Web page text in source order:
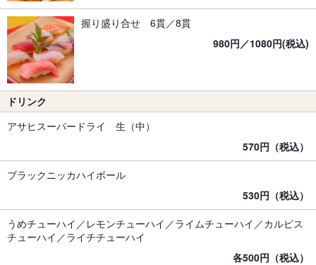
握り盛り合せ 6貫／8貫
980円／1080円(税込)
ドリンク
アサヒスーパードライ 生（中）
570円（税込）
ブラックニッカハイボール
530円（税込）
うめチューハイ／レモンチューハイ／ライムチューハイ／カルピス
チューハイ／ライチチューハイ
各500円（税込）